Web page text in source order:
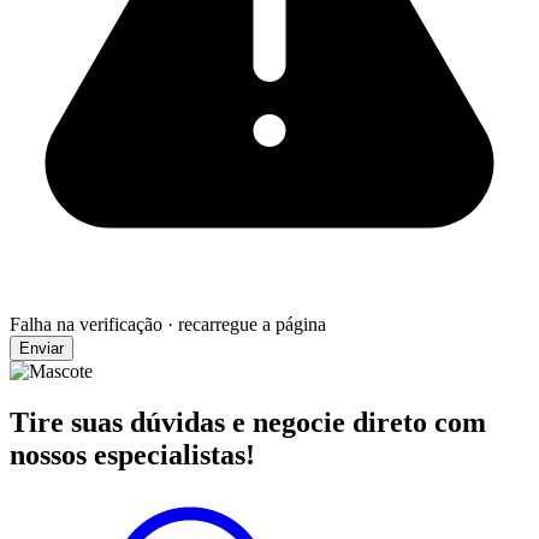
Falha na verificação · recarregue a página
Enviar
Tire suas dúvidas e negocie direto com
nossos especialistas!